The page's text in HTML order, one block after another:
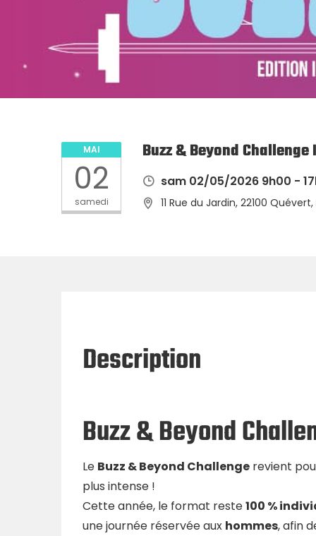
MAI
02
samedi
Buzz & Beyond
sam 02/05/2026 9h00 -
11 Rue du Jardin, 22100
Description
Buzz & Beyond
Le Buzz & Beyond Challenge revient
plus intense !
Cette année, le format reste100 %
une journée réservée aux hommes, afin